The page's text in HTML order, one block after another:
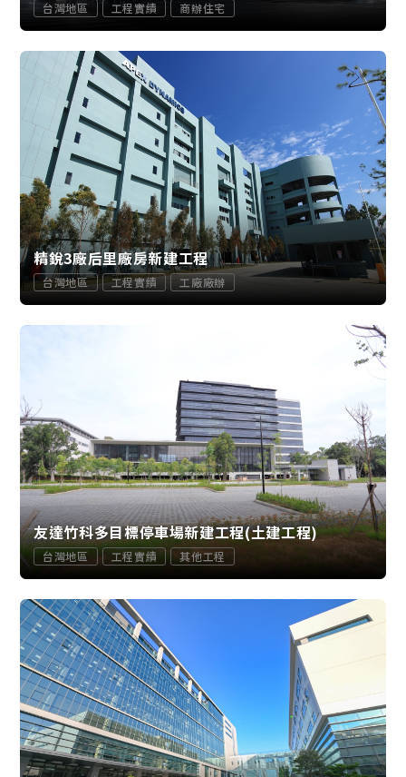
台灣地區 工程實績 商辦住宅
精銳3廠后里廠房新建工程
台灣地區 工程實績 工廠廠辦
友達竹科多目標停車場新建工程(土建工程)
台灣地區 工程實績 其他工程